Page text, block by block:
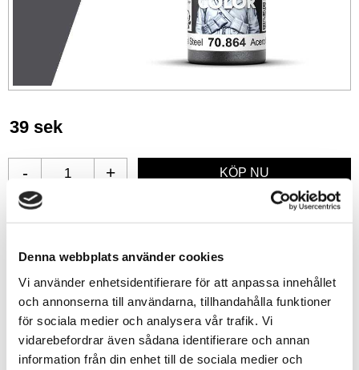
Denna webbplats använder cookies
Vi använder enhetsidentifierare för att anpassa innehållet
och annonserna till användarna, tillhandahålla funktioner
för sociala medier och analysera vår trafik. Vi
vidarebefordrar även sådana identifierare och annan
information från din enhet till de sociala medier och
39 sek
+
-
Lägg till i favoriter
Lagerstatus
Artikelnr
VAL70864
skickas från oss inom 0-1 vardagar